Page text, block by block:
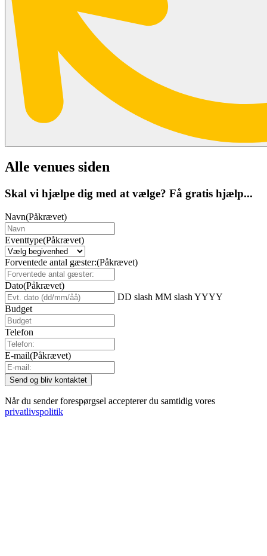
Alle venues siden
Skal vi hjælpe dig med at vælge? Få gratis hjælp...
Navn(Påkrævet)
Eventtype(Påkrævet)
Forventede antal gæster:(Påkrævet)
Dato(Påkrævet)
DD slash MM slash YYYY
Budget
Telefon
E-mail(Påkrævet)
Når du sender forespørgsel accepterer du samtidig vores
privatlivspolitik